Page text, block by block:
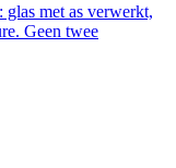
met as verwerkt,
Geen twee